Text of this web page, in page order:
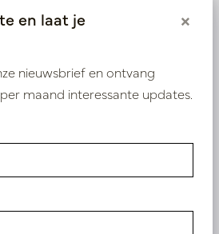
Bij Noortje weet je waar je
harde werker, die aan één
en laat je
×
nieuwsbrief en ontvang
maand interessante updates.